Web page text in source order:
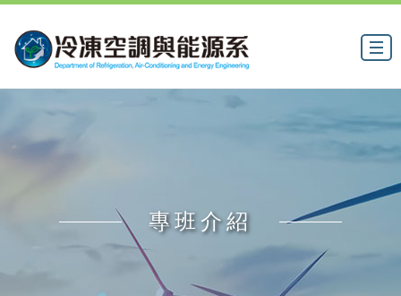
專班介紹